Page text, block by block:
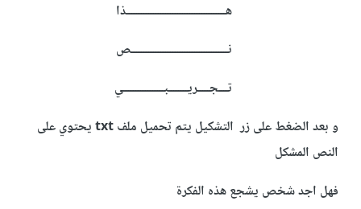
هـــــــــــــــــــــــــــــــــــــــــذا
نــــــــــــــــــــــــــــــــــــــــص
تــــجـــــريــــــــبـــــــــــــــــي
و بعد الضغط على زر التشكيل يتم تحميل ملف txt يحتوي على
النص المشكل
فهل اجد شخص يشجع هذه الفكرة